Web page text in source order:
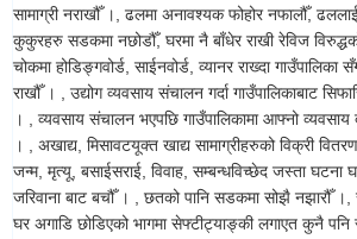
सामाग्री नराखौँ ।, ढलमा अनावश्यक फोहोर नफालौँ,
कुकुरहरु सडकमा नछोडौँ, घरमा नै बाँधेर राखी रेविज
चोकमा होडिङ्गवोर्ड, साईनवोर्ड, व्यानर राख्दा गाउँपालिका
राखौँ । , उद्योग व्यवसाय संचालन गर्दा गाउँपालिकाबाट
। , व्यवसाय संचालन भएपछि गाउँपालिकामा आफ्नो व्यवसाय
। , अखाद्य, मिसावटयूक्त खाद्य सामाग्रीहरुको विक्री
जन्म, मृत्यू, बसाईसराई, विवाह, सम्बन्धविच्छेद जस्ता घटना
जरिवाना बाट बचौँ । , छतको पानि सडकमा सोझै नझारौँ
घर अगाडि छोडिएको भागमा सेफ्टीट्याङ्की लगाएत कुनै पनि